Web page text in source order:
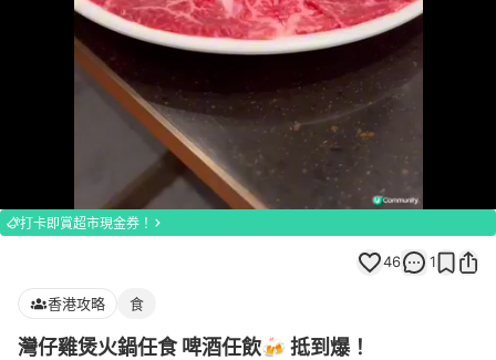
Loaded
100.00%
打卡即賞超市現金券！
46 1
香港攻略 食
灣仔雞煲火鍋任食 啤酒任飲🍻 抵到爆！